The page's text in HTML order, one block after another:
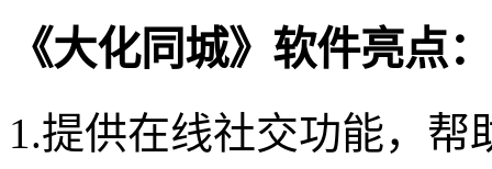
《大化同城》软件亮点：
1.提供在线社交功能，